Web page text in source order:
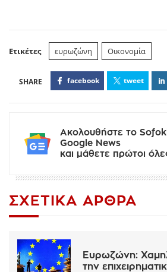
Ετικέτες ευρωζώνη Οικονομία
facebook tweet
Ακολουθήστε το
Google News
και μάθετε πρώτοι
ΣΧΕΤΙΚΆ ΆΡΘΡΑ
Ευρωζώνη:
την